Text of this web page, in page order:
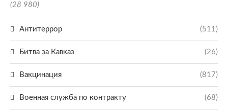
(28 980)
Антитеррор (511)
Битва за Кавказ (26)
Вакцинация (817)
Военная служба по контракту (68)